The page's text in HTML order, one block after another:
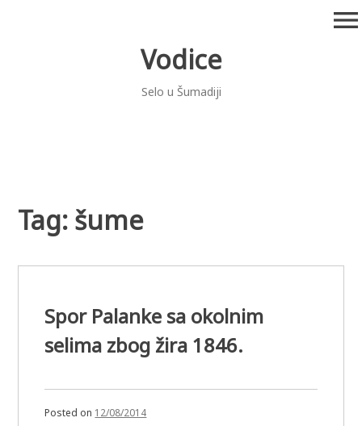
Vodice
Selo u Šumadiji
menu
Tag: šume
Spor Palanke sa okolnim
selima zbog žira 1846.
Posted on 12/08/2014